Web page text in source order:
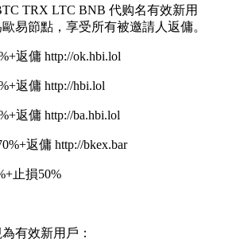
TRX LTC BNB 代购名有效新用
易節點，享受所有被邀請人返傭。
返傭 http://ok.hbi.lol
返傭 http://hbi.lol
返傭 http://ba.hbi.lol
返傭 http://bkex.bar
止損50%
有效新用戶：